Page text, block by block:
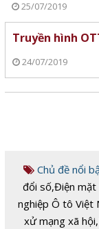
25/07/2019
Truyền hình
24/07/2019
Chủ đề nổi
đổi số,Điện
nghiệp Ô tô Việt
xử mạng xã hội,